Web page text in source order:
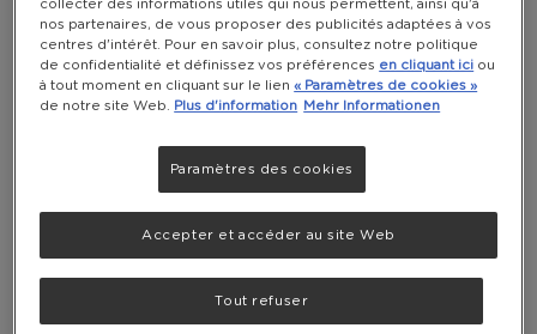
APPLE 20W USB-C
NETZADAPTER
APPLE 240W USB‑C
LADEKABEL (2M)
collecter des informations utiles qui nous permettent, ainsi qu'à
nos partenaires, de vous proposer des publicités adaptées à vos
centres d'intérêt. Pour en savoir plus, consultez notre politique
de confidentialité et définissez vos préférences en cliquant ici ou
à tout moment en cliquant sur le lien« Paramètres de cookies »
de notre site Web. Plus d'information Mehr Informationen
Paramètres des cookies
Tout refuser
Accepter et accéder au site Web